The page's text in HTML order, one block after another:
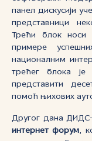
панел дискусији
представници
Трећи блок носи
примере
националним
трећег блока је
представити
помоћ њихових
Другог дана
интернет форум ,